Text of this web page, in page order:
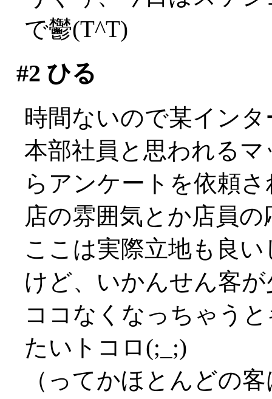
で鬱(T^T)
#2 ひる
時間ないので某イン
本部社員と思われる
らアンケートを依頼
店の雰囲気とか店員
ここは実際立地も良
けど、いかんせん客
ココなくなっちゃう
たいトコロ(;_;)
（ってかほとんどの